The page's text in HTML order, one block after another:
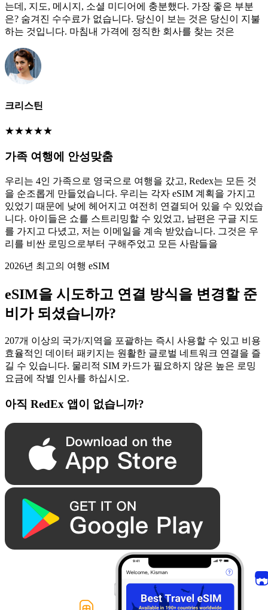
는데, 지도, 메시지, 소셜 미디어에 충분했다. 가장 좋은 부분
은? 숨겨진 수수료가 없습니다. 당신이 보는 것은 당신이 지불
하는 것입니다. 마침내 가격에 정직한 회사를 찾는 것은
크리스틴
★★★★★
가족 여행에 안성맞춤
우리는 4인 가족으로 영국으로 여행을 갔고, Redex는 모든 것
을 순조롭게 만들었습니다. 우리는 각자 eSIM 계획을 가지고
있었기 때문에 낮에 헤어지고 여전히 연결되어 있을 수 있었습
니다. 아이들은 쇼를 스트리밍할 수 있었고, 남편은 구글 지도
를 가지고 다녔고, 저는 이메일을 계속 받았습니다. 그것은 우
리를 비싼 로밍으로부터 구해주었고 모든 사람들을
2026년 최고의 여행 eSIM
eSIM을 시도하고 연결 방식을 변경할 준
비가 되셨습니까?
207개 이상의 국가/지역을 포괄하는 즉시 사용할 수 있고 비용
효율적인 데이터 패키지는 원활한 글로벌 네트워크 연결을 즐
길 수 있습니다. 물리적 SIM 카드가 필요하지 않은 높은 로밍
요금에 작별 인사를 하십시오.
아직 RedEx 앱이 없습니까?